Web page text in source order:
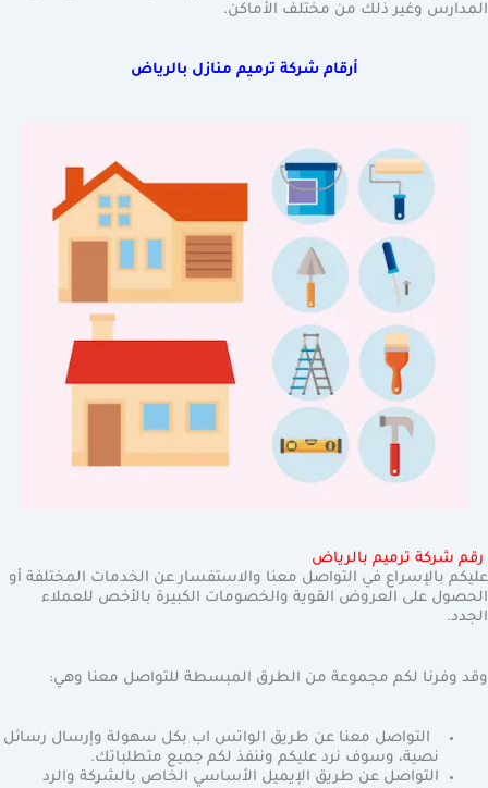
المدارس وغير ذلك من مختلف الأماكن.
أرقام شركة ترميم منازل بالرياض
رقم شركة ترميم بالرياض
عليكم بالإسراع في التواصل معنا والاستفسار عن الخدمات المختلفة أو
الحصول على العروض القوية والخصومات الكبيرة بالأخص للعملاء
الجدد.
وقد وفرنا لكم مجموعة من الطرق المبسطة للتواصل معنا وهي:
التواصل معنا عن طريق الواتس اب بكل سهولة وإرسال رسائل
نصية، وسوف نرد عليكم وننفذ لكم جميع متطلباتك.
التواصل عن طريق الإيميل الأساسي الخاص بالشركة والرد